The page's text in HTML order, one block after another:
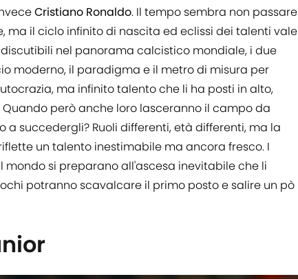
Cristiano Ronaldo. Il tempo sembra non passare
ma il ciclo infinito di nascita ed eclissi dei talenti vale
nel panorama calcistico mondiale, i due
moderno, il paradigma e il metro di misura per
ma infinito talento che li ha posti in alto,
però anche loro lasceranno il campo da
a succedergli? Ruoli differenti, età differenti, ma la
un talento inestimabile ma ancora fresco. I
si preparano all'ascesa inevitabile che li
potranno scavalcare il primo posto e salire un pò